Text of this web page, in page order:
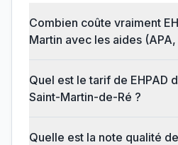
Combien coûte vraiment
Martin avec les aides (APA,
Quel est le tarif de EHPAD
Saint-Martin-de-Ré ?
Quelle est la note qualité